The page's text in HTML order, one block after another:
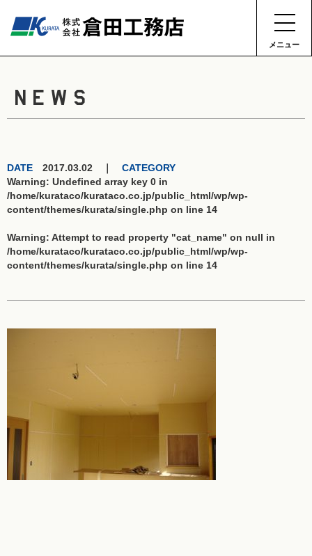
メニュー
NEWS
DATE 2017.03.02 ｜ CATEGORY
Warning: Undefined array key 0 in
/home/kurataco/kurataco.co.jp/public_html/wp/wp-
content/themes/kurata/single.php on line 14
Warning: Attempt to read property "cat_name" on null in
/home/kurataco/kurataco.co.jp/public_html/wp/wp-
content/themes/kurata/single.php on line 14